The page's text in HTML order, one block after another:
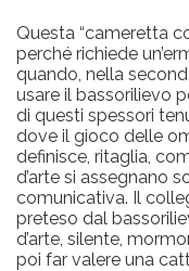
Questa “cameretta
perché richiede
quando, nella
usare il bassorilievo
di questi spessori
dove il gioco delle
definisce, ritaglia,
d’arte si assegnano
comunicativa. Il
preteso dal
d’arte, silente,
poi far valere una